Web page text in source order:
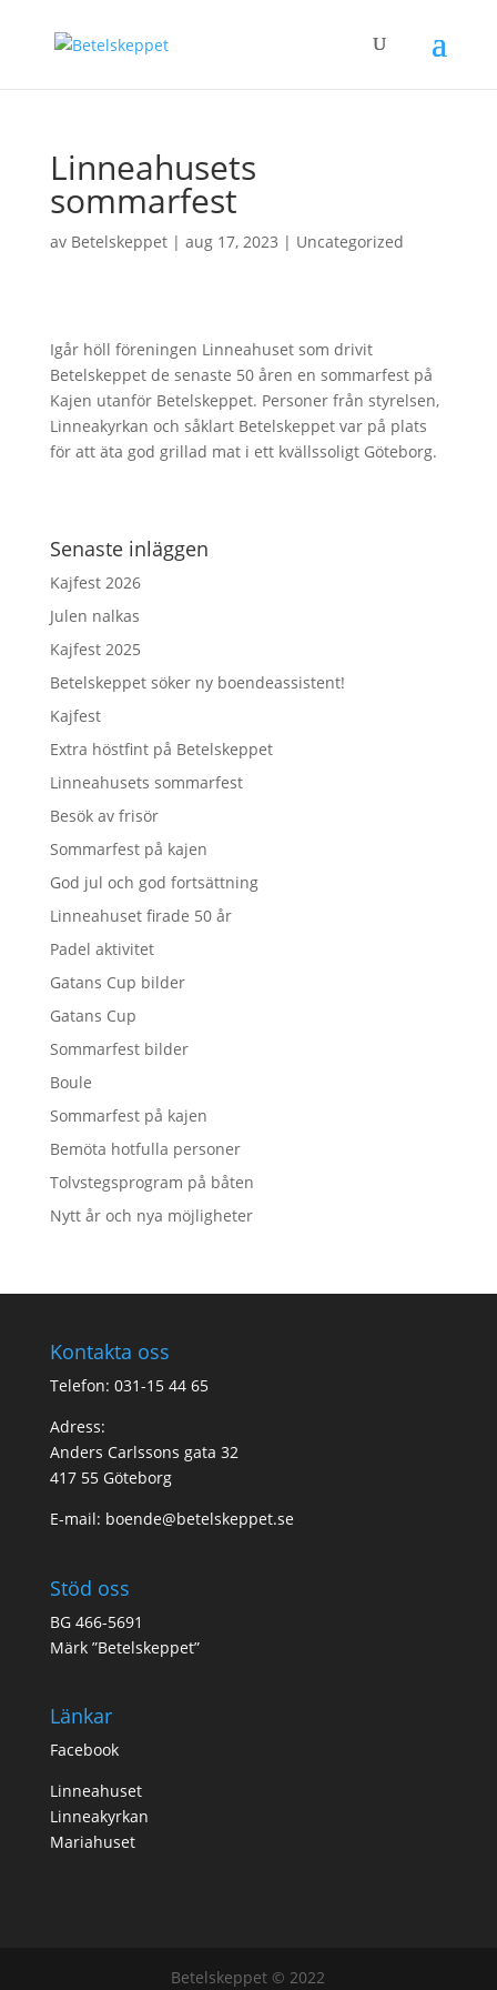
Linneahusets
sommarfest
av Betelskeppet| aug 17, 2023 | Uncategorized
Igår höll föreningen Linneahuset som drivit
Betelskeppet de senaste 50 åren en sommarfest på
Kajen utanför Betelskeppet. Personer från styrelsen,
Linneakyrkan och såklart Betelskeppet var på plats
för att äta god grillad mat i ett kvällssoligt Göteborg.
Senaste inläggen
Kajfest 2026
Julen nalkas
Kajfest 2025
Betelskeppet söker ny boendeassistent!
Kajfest
Extra höstfint på Betelskeppet
Linneahusets sommarfest
Besök av frisör
Sommarfest på kajen
God jul och god fortsättning
Linneahuset firade 50 år
Padel aktivitet
Gatans Cup bilder
Gatans Cup
Sommarfest bilder
Boule
Sommarfest på kajen
Bemöta hotfulla personer
Tolvstegsprogram på båten
Nytt år och nya möjligheter
Kontakta oss
Telefon: 031-15 44 65
Adress:
Anders Carlssons gata 32
417 55 Göteborg
E-mail: boende@betelskeppet.se
Stöd oss
BG 466-5691
Märk ”Betelskeppet”
Länkar
Facebook
Linneahuset
Linneakyrkan
Mariahuset
Betelskeppet © 2022